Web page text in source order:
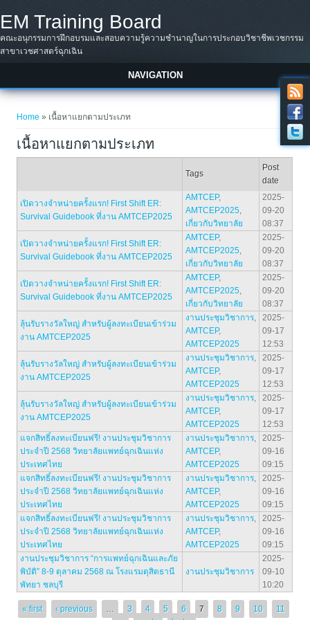
EM Training Board
คณะอนุกรรมการฝึกอบรมและสอบความรู้ความชำนาญในการประกอบวิชาชีพเวชกรรม
สาขาเวชศาสตร์ฉุกเฉิน
NAVIGATION
You are here
Home » เนื้อหาแยกตามประเภท
เนื้อหาแยกตามประเภท
Tags
Post
date
เปิดวางจำหน่ายครั้งแรก! First Shift ER:
Survival Guidebook ที่งาน AMTCEP2025
AMTCEP,
AMTCEP2025,
เกี่ยวกับวิทยาลัย
2025-
09-20
08:37
เปิดวางจำหน่ายครั้งแรก! First Shift ER:
Survival Guidebook ที่งาน AMTCEP2025
AMTCEP,
AMTCEP2025,
เกี่ยวกับวิทยาลัย
2025-
09-20
08:37
เปิดวางจำหน่ายครั้งแรก! First Shift ER:
Survival Guidebook ที่งาน AMTCEP2025
AMTCEP,
AMTCEP2025,
เกี่ยวกับวิทยาลัย
2025-
09-20
08:37
ลุ้นรับรางวัลใหญ่ สำหรับผู้ลงทะเบียนเข้าร่วม
งาน AMTCEP2025
งานประชุมวิชาการ,
AMTCEP,
AMTCEP2025
2025-
09-17
12:53
ลุ้นรับรางวัลใหญ่ สำหรับผู้ลงทะเบียนเข้าร่วม
งาน AMTCEP2025
งานประชุมวิชาการ,
AMTCEP,
AMTCEP2025
2025-
09-17
12:53
ลุ้นรับรางวัลใหญ่ สำหรับผู้ลงทะเบียนเข้าร่วม
งาน AMTCEP2025
งานประชุมวิชาการ,
AMTCEP,
AMTCEP2025
2025-
09-17
12:53
แจกสิทธิ์ลงทะเบียนฟรี! งานประชุมวิชาการ
ประจำปี 2568 วิทยาลัยแพทย์ฉุกเฉินแห่ง
ประเทศไทย
งานประชุมวิชาการ,
AMTCEP,
AMTCEP2025
2025-
09-16
09:15
แจกสิทธิ์ลงทะเบียนฟรี! งานประชุมวิชาการ
ประจำปี 2568 วิทยาลัยแพทย์ฉุกเฉินแห่ง
ประเทศไทย
งานประชุมวิชาการ,
AMTCEP,
AMTCEP2025
2025-
09-16
09:15
แจกสิทธิ์ลงทะเบียนฟรี! งานประชุมวิชาการ
ประจำปี 2568 วิทยาลัยแพทย์ฉุกเฉินแห่ง
ประเทศไทย
งานประชุมวิชาการ,
AMTCEP,
AMTCEP2025
2025-
09-16
09:15
งานประชุมวิชาการ “การแพทย์ฉุกเฉินและภัย
พิบัติ” 8-9 ตุลาคม 2568 ณ โรงแรมดุสิตธานี
พัทยา ชลบุรี
งานประชุมวิชาการ
2025-
09-10
10:20
Pages
« first ‹ previous … 3 4 5 6 7 8 9 10
11